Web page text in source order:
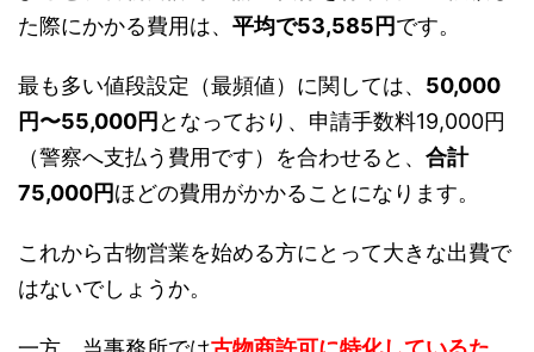
た際にかかる費用は、 平均で53,585円です。
最も多い値段設定（最頻値）に関しては、 50,000
円〜55,000円 となっており、申請手数料19,000円
（警察へ支払う費用です）を合わせると、 合計
75,000円ほどの費用がかかることになります。
これから古物営業を始める方にとって大きな出費で
はないでしょうか。